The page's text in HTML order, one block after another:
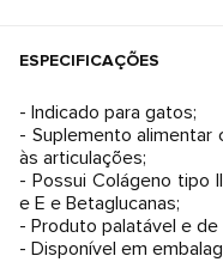
ESPECIFICAÇÕES
- Indicado para gatos;
- Suplemento
às articulações;
- Possui Colágeno tipo
e E e Betaglucanas;
- Produto palatável e
- Disponível em